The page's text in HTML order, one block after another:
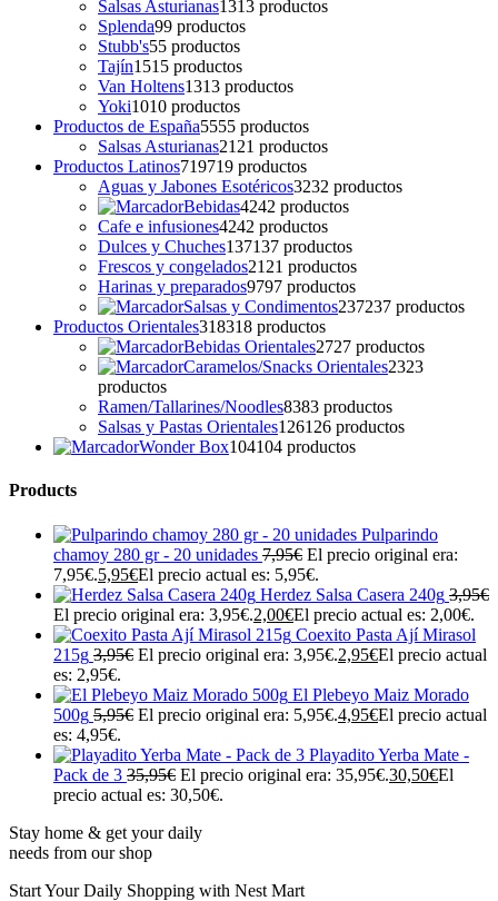
Salsas Asturianas1313 productos
Splenda99 productos
Stubb's55 productos
Tajín1515 productos
Van Holtens1313 productos
Yoki1010 productos
Productos de España5555 productos
Salsas Asturianas21 21 productos
Productos Latinos719719 productos
Aguas y Jabones Esotéricos3232 productos
Bebidas4242 productos
Cafe e infusiones4242 productos
Dulces y Chuches137137 productos
Frescos y congelados21 21 productos
Harinas y preparados9797 productos
Salsas y Condimentos237237 productos
Productos Orientales318318 productos
Bebidas Orientales2727 productos
Caramelos/Snacks Orientales2323
productos
Ramen/Tallarines/Noodles8383 productos
Salsas y Pastas Orientales126126 productos
Wonder Box104104 productos
Products
Pulparindo
chamoy 280 gr - 20 unidades 7,95€ El precio original era:
7,95€.5,95€El precio actual es: 5,95€.
Herdez Salsa Casera 240g 3,95€
El precio original era: 3,95€.2,00€El precio actual es: 2,00€.
Coexito Pasta Ají Mirasol
215g 3,95€ El precio original era: 3,95€.2,95€El precio actual
es: 2,95€.
El Plebeyo Maiz Morado
500g 5,95€ El precio original era: 5,95€.4,95€El precio actual
es: 4,95€.
Playadito Yerba Mate -
Pack de 3 35,95€ El precio original era: 35,95€.30,50€El
precio actual es: 30,50€.
Stay home & get your daily
needs from our shop
Start Your Daily Shopping with Nest Mart